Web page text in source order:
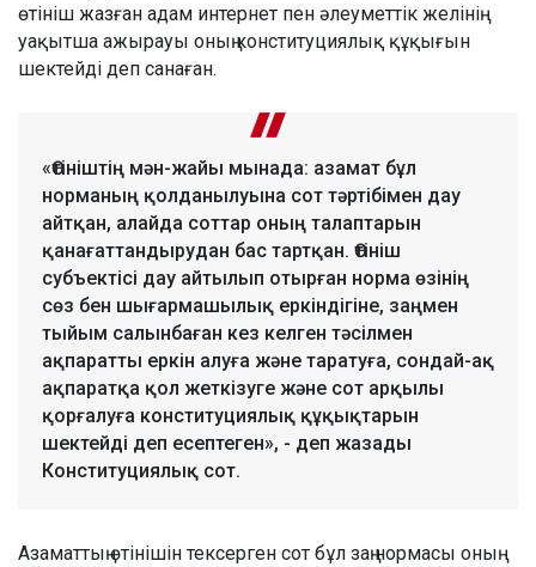
өтініш жазған адам интернет пен әлеуметтік желінің
уақытша ажырауы оның конституциялық құқығын
шектейді деп санаған.
«Өтініштің мән-жайы мынада: азамат бұл
норманың қолданылуына сот тәртібімен дау
айтқан, алайда соттар оның талаптарын
қанағаттандырудан бас тартқан. Өтініш
субъектісі дау айтылып отырған норма өзінің
сөз бен шығармашылық еркіндігіне, заңмен
тыйым салынбаған кез келген тәсілмен
ақпаратты еркін алуға және таратуға, сондай-ақ
ақпаратқа қол жеткізуге және сот арқылы
қорғалуға конституциялық құқықтарын
шектейді деп есептеген», - деп жазады
Конституциялық сот.
Азаматтың өтінішін тексерген сот бұл заң нормасы оның